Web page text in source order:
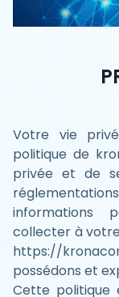
Votre vie
politique de
privée et de
informations
collecter à
https://
possédons et
Cette politique